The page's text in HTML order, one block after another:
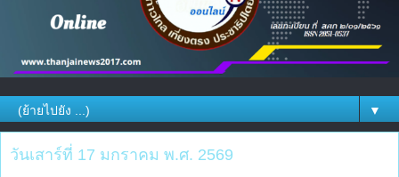
▼
วันเสาร์ที่ 17 มกราคม พ.ศ. 2569